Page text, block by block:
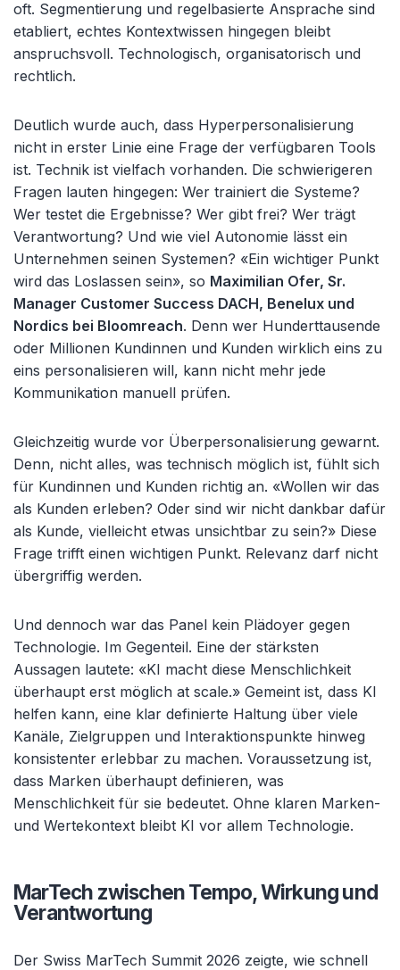
oft. Segmentierung und regelbasierte Ansprache sind
etabliert, echtes Kontextwissen hingegen bleibt
anspruchsvoll. Technologisch, organisatorisch und
rechtlich.
Deutlich wurde auch, dass Hyperpersonalisierung
nicht in erster Linie eine Frage der verfügbaren Tools
ist. Technik ist vielfach vorhanden. Die schwierigeren
Fragen lauten hingegen: Wer trainiert die Systeme?
Wer testet die Ergebnisse? Wer gibt frei? Wer trägt
Verantwortung? Und wie viel Autonomie lässt ein
Unternehmen seinen Systemen? «Ein wichtiger Punkt
wird das Loslassen sein», so Maximilian Ofer, Sr.
Manager Customer Success DACH, Benelux und
Nordics bei Bloomreach. Denn wer Hunderttausende
oder Millionen Kundinnen und Kunden wirklich eins zu
eins personalisieren will, kann nicht mehr jede
Kommunikation manuell prüfen.
Gleichzeitig wurde vor Überpersonalisierung gewarnt.
Denn, nicht alles, was technisch möglich ist, fühlt sich
für Kundinnen und Kunden richtig an. «Wollen wir das
als Kunden erleben? Oder sind wir nicht dankbar dafür
als Kunde, vielleicht etwas unsichtbar zu sein?» Diese
Frage trifft einen wichtigen Punkt. Relevanz darf nicht
übergriffig werden.
Und dennoch war das Panel kein Plädoyer gegen
Technologie. Im Gegenteil. Eine der stärksten
Aussagen lautete: «KI macht diese Menschlichkeit
überhaupt erst möglich at scale.» Gemeint ist, dass KI
helfen kann, eine klar definierte Haltung über viele
Kanäle, Zielgruppen und Interaktionspunkte hinweg
konsistenter erlebbar zu machen. Voraussetzung ist,
dass Marken überhaupt definieren, was
Menschlichkeit für sie bedeutet. Ohne klaren Marken-
und Wertekontext bleibt KI vor allem Technologie.
MarTech zwischen Tempo, Wirkung und
Verantwortung
Der Swiss MarTech Summit 2026 zeigte, wie schnell